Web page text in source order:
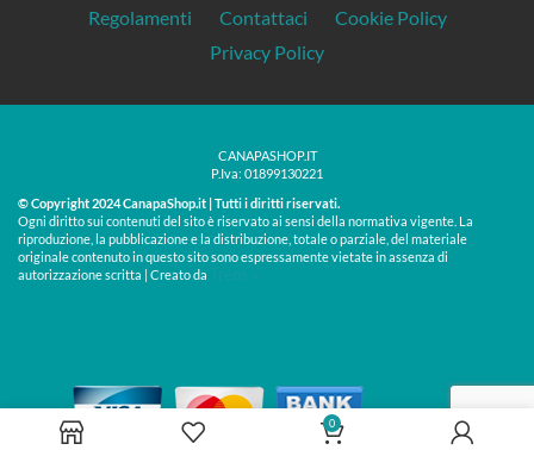
Regolamenti
Contattaci
Cookie Policy
Privacy Policy
CANAPASHOP.IT
P.Iva: 01899130221
© Copyright 2024 CanapaShop.it | Tutti i diritti riservati.
Ogni diritto sui contenuti del sito è riservato ai sensi della normativa vigente. La
riproduzione, la pubblicazione e la distribuzione, totale o parziale, del materiale
originale contenuto in questo sito sono espressamente vietate in assenza di
autorizzazione scritta | Creato da
0